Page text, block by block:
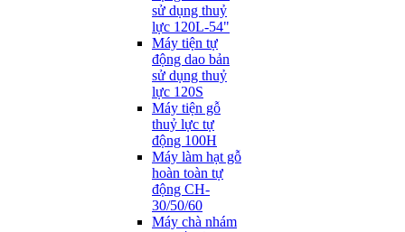
sử dụng thuỷ
lực 120L-54"
Máy tiện tự
động dao bản
sử dụng thuỷ
lực 120S
Máy tiện gỗ
thuỷ lực tự
động 100H
Máy làm hạt gỗ
hoàn toàn tự
động CH-
30/50/60
Máy chà nhám